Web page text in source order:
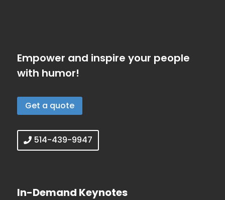
Empower and inspire your people
with humor!
Get a quote
514-439-9947
In-Demand Keynotes